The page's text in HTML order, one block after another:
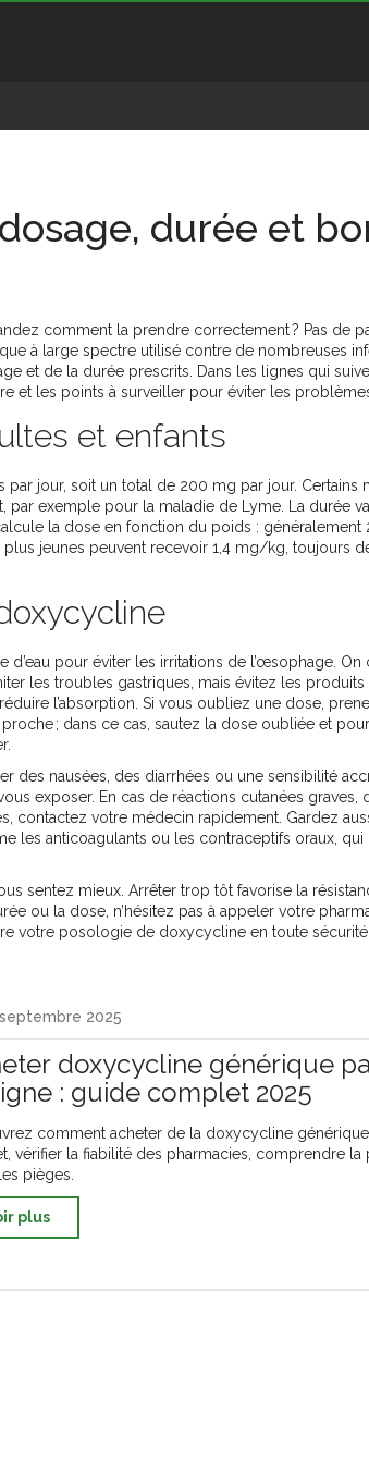
durée et
comment la prendre correctement ? Pas de
à large spectre utilisé contre de nombreuses
et de la durée prescrits. Dans les lignes qui
et les points à surveiller pour éviter les
et enfants
jour, soit un total de 200 mg par jour. Certains
exemple pour la maladie de Lyme. La durée
la dose en fonction du poids :
jeunes peuvent recevoir 1,4 mg/kg, toujours
pour éviter les irritations de l’œsophage. On
les troubles gastriques, mais évitez les produits
l’absorption. Si vous oubliez une dose,
; dans ce cas, sautez la dose oubliée et
nausées, des diarrhées ou une sensibilité
exposer. En cas de réactions cutanées graves,
contactez votre médecin rapidement. Gardez
les anticoagulants ou les contraceptifs oraux,
sentez mieux. Arrêter trop tôt favorise la
ou la dose, n’hésitez pas à appeler votre
votre posologie de doxycycline en toute
2025
doxycycline générique
: guide complet 2025
comment acheter de la doxycycline
vérifier la fiabilité des pharmacies, comprendre
pièges.
plus